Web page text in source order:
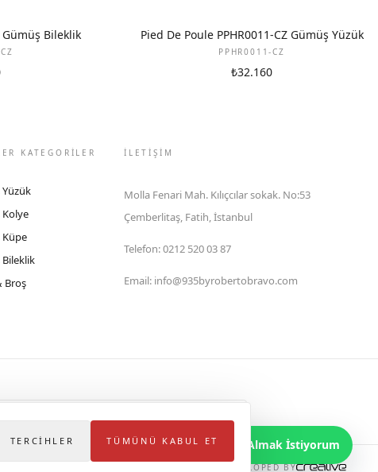
Bileklik Pied De Poule PPHR0011-CZ Gümüş Yüzük
PPHR0011-CZ
₺32.160
KATEGORİLER
Broş
İLETIŞIM
Molla Fenari Mah. Kılıçcılar sokak. No:53
Çemberlitaş, Fatih, İstanbul
Telefon:0212 520 03 87
Email: info@935byrobertobravo.com
DEVELOPED BY
Bilgi Almak İstiyorum
TERCIHLER TÜMÜNÜ KABUL ET